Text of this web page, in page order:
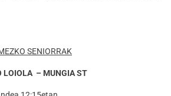
SENIORRAK
LOIOLA – MUNGIA ST